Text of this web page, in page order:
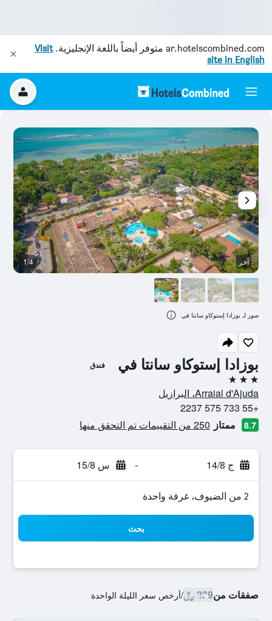
ar.hotelscombined.com متوفر أيضاً باللغة الإنجليزية.Visit
site in English
بوزادا إستوكاو سانتا في فندق
3 نجوم
Arraial d'Ajuda، البرازيل
+55 733 575 2237
8.7 ممتاز 250 من التقييمات تم التحقق منها
ج 14/8 - س 15/8
2 من الضيوف، غرفة واحدة
بحث
صفقات من239 ﷼ /أرخص سعر الليلة الواحدة
آخر 1/4
صور لـ بوزادا إستوكاو سانتا في